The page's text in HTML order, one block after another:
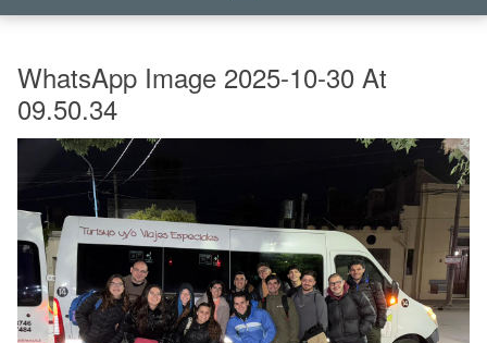
WhatsApp Image 2025-10-30 At
09.50.34